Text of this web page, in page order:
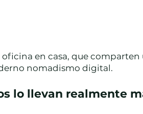
en casa, que comparten
nomadismo digital.
lo llevan realmente